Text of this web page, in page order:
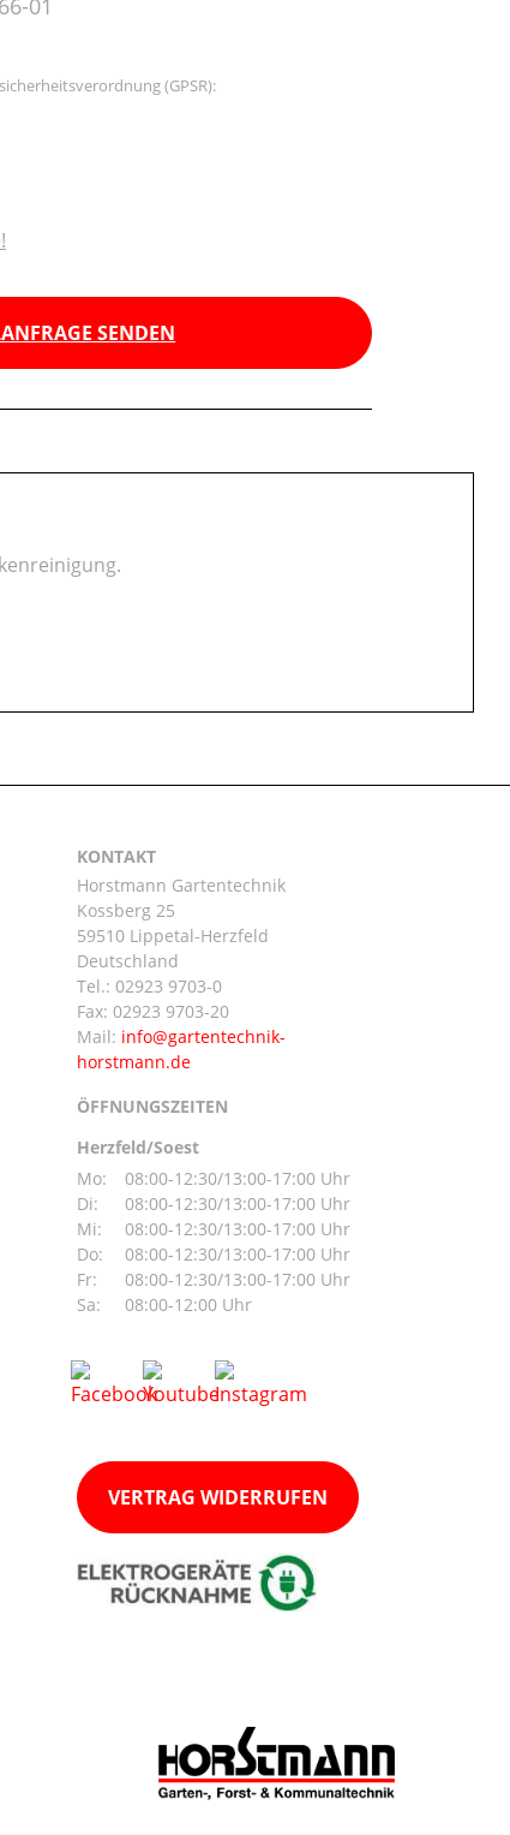
01
(GPSR):
SENDEN
KONTAKT
Horstmann Gartentechnik
Kossberg 25
59510 Lippetal-Herzfeld
Deutschland
Tel.: 02923 9703-0
Fax: 02923 9703-20
Mail:
ÖFFNUNGSZEITEN
Herzfeld/Soest
Mo:
08:00-12:30/13:00-17:00 Uhr
Di:
08:00-12:30/13:00-17:00 Uhr
Mi:
08:00-12:30/13:00-17:00 Uhr
Do:
08:00-12:30/13:00-17:00 Uhr
Fr:
08:00-12:30/13:00-17:00 Uhr
Sa:
08:00-12:00 Uhr
VERTRAG WIDERRUFEN